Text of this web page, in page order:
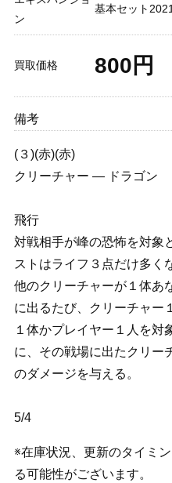
ン
基本セット2021
買取価格 800円
備考
(３)(赤)(赤)
クリーチャー — ドラゴン
飛行
対戦相手が峰の恐怖を対象
ストはライフ３点だけ多く
他のクリーチャーが１体あ
に出るたび、クリーチャー
１体かプレイヤー１人を対
に、その戦場に出たクリー
のダメージを与える。
5/4
※在庫状況、更新のタイミ
る可能性がございます。